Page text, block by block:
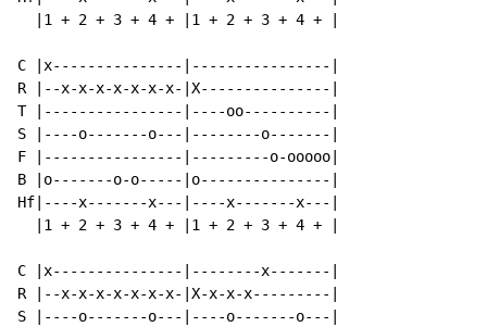
  |1 + 2 + 3 + 4 + |1 + 2 + 3 + 4 + |
C |x---------------|----------------|
R |--x-x-x-x-x-x-x-|X---------------|
T |----------------|----oo----------|
S |----o-------o---|--------o-------|
F |----------------|---------o-ooooo|
B |o-------o-o-----|o---------------|
Hf|----x-------x---|----x-------x---|
  |1 + 2 + 3 + 4 + |1 + 2 + 3 + 4 + |
C |x---------------|--------x-------|
R |--x-x-x-x-x-x-x-|X-x-x-x---------|
S |----o-------o---|----o-------o---|